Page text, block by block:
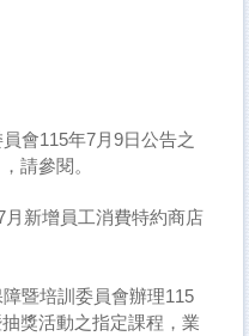
會115年7月9日公告之
請參閱。
月新增員工消費特約商店
暨培訓委員會辦理115
獎活動之指定課程，業